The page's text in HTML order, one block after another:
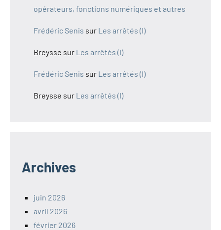
opérateurs, fonctions numériques et autres
Frédéric Senis sur Les arrêtés (I)
Breysse sur Les arrêtés (I)
Frédéric Senis sur Les arrêtés (I)
Breysse sur Les arrêtés (I)
Archives
juin 2026
avril 2026
février 2026